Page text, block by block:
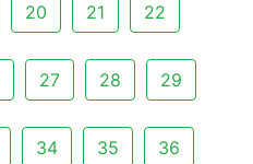
20 21 22
27 28 29
34 35 36